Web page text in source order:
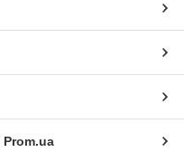
Prom.ua